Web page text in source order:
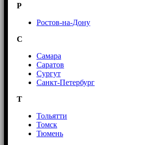
Р
Ростов-на-Дону
С
Самара
Саратов
Сургут
Санкт-Петербург
Т
Тольятти
Томск
Тюмень